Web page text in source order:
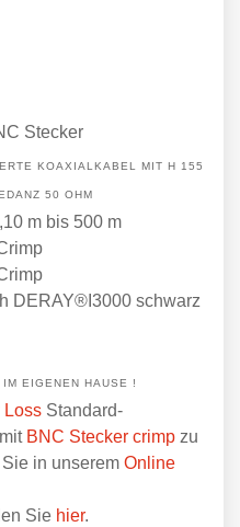
Stecker
KOAXIALKABEL MIT H 155
50 OHM
m bis 500 m
DERAY®I3000 schwarz
EIGENEN HAUSE !
Loss Standard-
BNC Stecker crimp zu
in unserem Online
Sie hier.